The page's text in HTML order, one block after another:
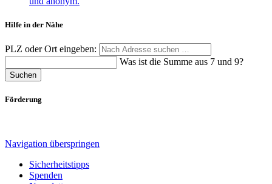
Hilfe in der Nähe
PLZ oder Ort eingeben:
Was ist die Summe aus 7 und 9?
Suchen
Förderung
Navigation überspringen
Sicherheitstipps
Spenden